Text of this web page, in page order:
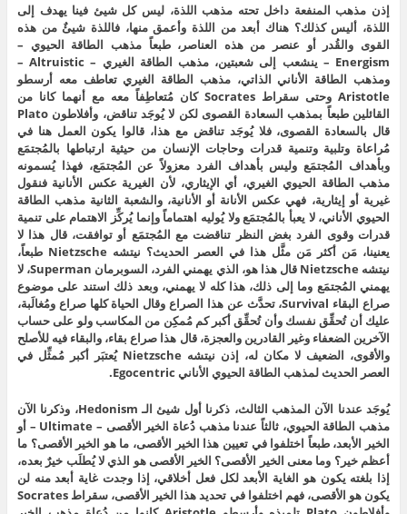
إذن مذهب المنفعة داخل تحته مذهب اللذة، ليس كل شيئ فينا يهدف إلى
اللذة، أليس كذلك؟ هناك أبعد من اللذة وأعمق منها، فاللذة شيئٌ من هذه
القوى والقُدر أو عنصر من هذه العناصر، طبعاً مذهب الطاقة الحيوي –
Energism – ينشعب إلى شعبتين، مذهب الطاقة الغيري – Altruistic –
ومذهب الطاقة الأناني الذاتي، مذهب الطاقة الغيري تعاطف معه أرسطو
Aristotle وحتى سقراط Socrates كان مُتعاطِفاً معه مع أنهما كانا من
القائلين طبعاً بمذهب السعادة القصوى لكن لا يُوجَد تناقض، وأفلاطون Plato
قال بالسعادة القصوى، فلا يُوجَد تناقض مع هذا، قالوا يكون العمل هنا في
مُراعاة وتلبية وتنمية قدرات وحاجات الإنسان من حيثية ارتباطها بالمُجتمَع
وبأهداف المُجتمَع وليس بأهداف الفرد معزولاً عن المُجتمَع، فهذا يُسمونه
مذهب الطاقة الحيوي الغيري، أي الإيثاري، لأن الغيرية عكس الأنانية فنقول
غيرية أو إيثارية، فهي عكس الأنانة أو الأنانية، والشعبة الثانية مذهب الطاقة
الحيوي الأناني، لا يعبأ بالمُجتمَع ولا يُوليه اهتماماً وإنما يُركِّز الاهتمام على تنمية
قدرات وقوى الفرد بغض النظر تناقضت مع المُجتمَع أو توافقت، قال هذا لا
يعنينا، مَن أكثر مَن مثَّل هذا في العصر الحديث؟ نيتشه Nietzsche طبعاً،
نيتشه Nietzsche قال هذا هو، الذي يهمني الفرد، السوبرمان Superman، لا
يهمني المُجتمَع وما إلى ذلك، هذا كله لا يهمني، وبعد ذلك استند على موضوع
صراع البقاء Survival، تحدَّث عن هذا الصراع وقال الحياة كلها صراع ومُغالَبة،
عليك أن تُحقِّق نفسك وأن تُحقِّق أكبر كم مُمكِن من المكاسب ولو على حساب
الآخرين الضعفاء وغير القادرين والعجزة، قال هذا صراع بقاء، والبقاء فيه للأصلح
والأقوى، الضعيف لا مكان له، إذن نيتشه Nietzsche يُعتبَر أكبر مُمثِّل في
العصر الحديث لمذهب الطاقة الحيوي الأناني Egocentric.
يُوجَد عندنا الآن المذهب الثالث، ذكرنا أول شيئ الـ Hedonism، وذكرنا الآن
مذهب الطاقة الحيوي، ثالثاً عندنا مذهب دُعاة الخير الأقصى – Ultimate – أو
الخير الأبعد، طبعاً اختلفوا في تعيين هذا الخير الأقصى، ما هو الخير الأقصى؟ ما
أعظم خير؟ وما معنى الخير الأقصى؟ الخير الأقصى هو الذي لا يُطلَب خيرٌ بعده،
إذا بلغته يكون هو الغاية الأبعد لكل فعل أخلاقي، إذا وجدت غاية أبعد منه لن
يكون هو الأقصى، فهم اختلفوا في تحديد هذا الخير الأقصى، سقراط Socrates